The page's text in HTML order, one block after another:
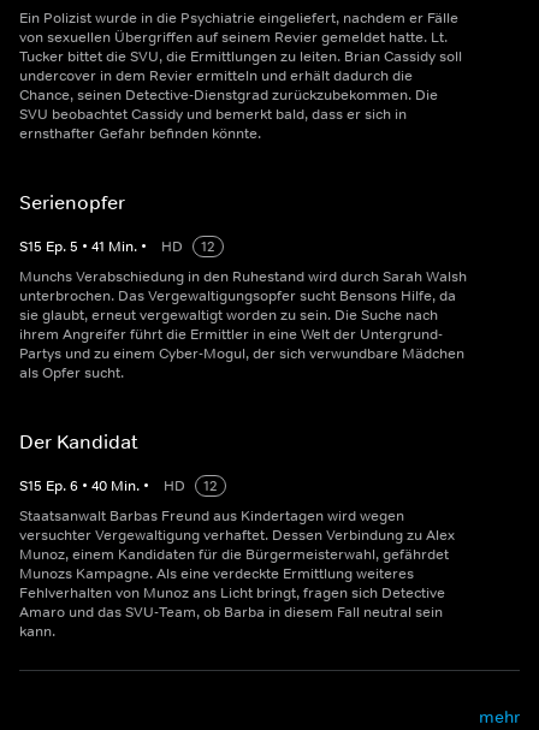
Ein Polizist wurde in die Psychiatrie eingeliefert, nachdem er Fälle
von sexuellen Übergriffen auf seinem Revier gemeldet hatte. Lt.
Tucker bittet die SVU, die Ermittlungen zu leiten. Brian Cassidy soll
undercover in dem Revier ermitteln und erhält dadurch die
Chance, seinen Detective-Dienstgrad zurückzubekommen. Die
SVU beobachtet Cassidy und bemerkt bald, dass er sich in
ernsthafter Gefahr befinden könnte.
Serienopfer
S15 Ep.5 • 41 Min. • HD
12
Munchs Verabschiedung in den Ruhestand wird durch Sarah Walsh
unterbrochen. Das Vergewaltigungsopfer sucht Bensons Hilfe, da
sie glaubt, erneut vergewaltigt worden zu sein. Die Suche nach
ihrem Angreifer führt die Ermittler in eine Welt der Untergrund-
Partys und zu einem Cyber-Mogul, der sich verwundbare Mädchen
als Opfer sucht.
Der Kandidat
S15 Ep.6 • 40 Min. • HD
12
Staatsanwalt Barbas Freund aus Kindertagen wird wegen
versuchter Vergewaltigung verhaftet. Dessen Verbindung zu Alex
Munoz, einem Kandidaten für die Bürgermeisterwahl, gefährdet
Munozs Kampagne. Als eine verdeckte Ermittlung weiteres
Fehlverhalten von Munoz ans Licht bringt, fragen sich Detective
Amaro und das SVU-Team, ob Barba in diesem Fall neutral sein
kann.
mehr